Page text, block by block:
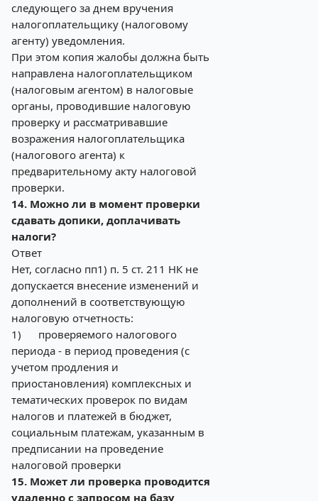
следующего за днем вручения
налогоплательщику (налоговому
агенту) уведомления.
При этом копия жалобы должна быть
направлена налогоплательщиком
(налоговым агентом) в налоговые
органы, проводившие налоговую
проверку и рассматривавшие
возражения налогоплательщика
(налогового агента) к
предварительному акту налоговой
проверки.
14. Можно ли в момент проверки
сдавать допики, доплачивать
налоги?
Ответ
Нет, согласно пп1) п. 5 ст. 211 НК не
допускается внесение изменений и
дополнений в соответствующую
налоговую отчетность:
1) проверяемого налогового
периода - в период проведения (с
учетом продления и
приостановления) комплексных и
тематических проверок по видам
налогов и платежей в бюджет,
социальным платежам, указанным в
предписании на проведение
налоговой проверки
15. Может ли проверка проводится
удаленно с запросом на базу